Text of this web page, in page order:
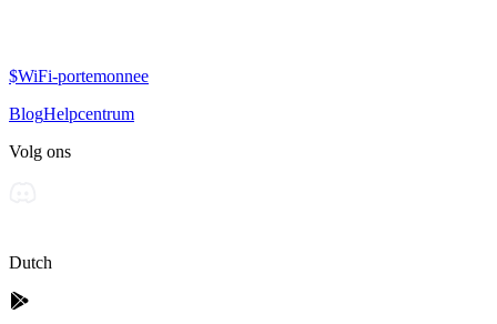
$WiFi-portemonnee
BlogHelpcentrum
Volg ons
Dutch